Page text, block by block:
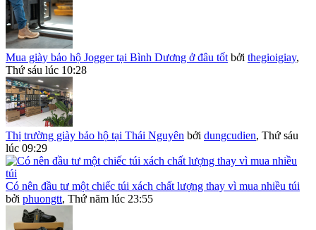
Mua giày bảo hộ Jogger tại Bình Dương ở đâu tốt bởi thegioigiay,
Thứ sáu lúc 10:28
Thị trường giày bảo hộ tại Thái Nguyên bởi dungcudien, Thứ sáu
lúc 09:29
Có nên đầu tư một chiếc túi xách chất lượng thay vì mua nhiều túi
bởi phuongtt, Thứ năm lúc 23:55